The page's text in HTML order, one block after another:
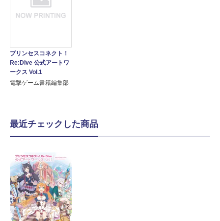
プリンセスコネクト！
Re:Dive 公式アートワ
ークス Vol.1
電撃ゲーム書籍編集部
最近チェックした商品